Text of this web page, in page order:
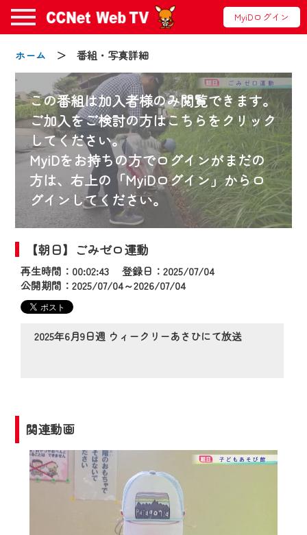
MyiDログイン
ホーム ＞ 番組・写真詳細
この番組は加入者様のみ閲覧できます。
ご加入をご検討の方はこちらをクリック
してください。
MyiDをお持ちの方でログインがまだの
方は、右上の「MyiDログイン」からロ
グインしてください。
【朝日】ごみゼロ運動
再生時間：00:02:43 登録日：2025/07/04
公開期間：2025/07/04～2026/07/04
2025年6月9日週 ウィークリーあさひにて放送
関連動画
お知らせ
2024/09/02
動画配信サービス『CCNet Web TV』は2024
年9月24日からリニューアルします！
【変更点】
◆デザイン変更により、お住まいの地域
の動画コンテンツが一目瞭然。
◆当社アプリやＰＣブラウザから、いつ
でも・どこでも・外出先でも！
2024年9月24日からはご加入者様へのサー
ビス向上のため、
『CCNet Web TV』を利用いただくには、
一部コンテンツを除き、
CCNetサービスへの加入と『CCNetマイ
ページ※』へのログインが必要となりま